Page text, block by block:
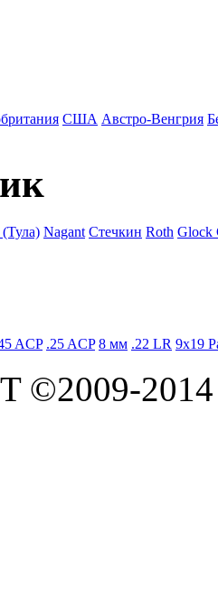
США Австро-Венгрия
Nagant Стечкин Roth Glock
ACP .25 ACP 8 мм .22 LR 9x19
©2009-